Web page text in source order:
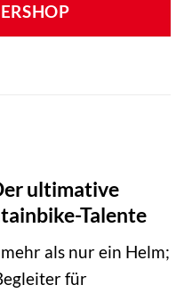
ultimative
Talente
als nur ein Helm;
für